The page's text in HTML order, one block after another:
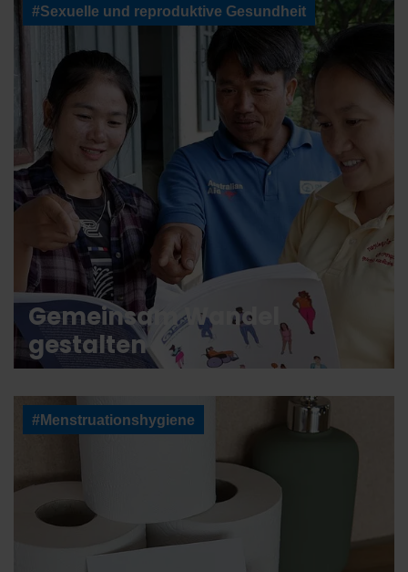
#Sexuelle und reproduktive Gesundheit
Gemeinsam Wandel
gestalten
#Menstruationshygiene